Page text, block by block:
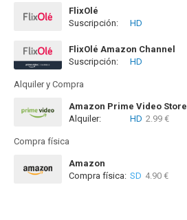
FlixOlé
Suscripción:
HD
FlixOlé Amazon Channel
Suscripción:
HD
Alquiler y Compra
Amazon Prime Video Store
Alquiler:
HD 2.99 €
Compra física
Amazon
Compra física: SD 4.90 €